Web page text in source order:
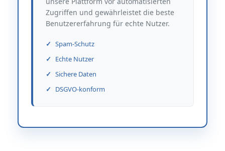
Zugriffen und gewährleistet die beste
Benutzererfahrung für echte Nutzer.
Spam-Schutz
Echte Nutzer
Sichere Daten
DSGVO-konform